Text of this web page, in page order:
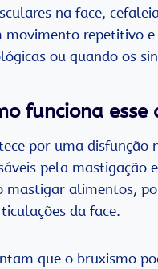
na face,
movimento repetitivo
ou quando os
funciona esse
por uma
pela mastigação
alimentos,
da face.
que o bruxismo